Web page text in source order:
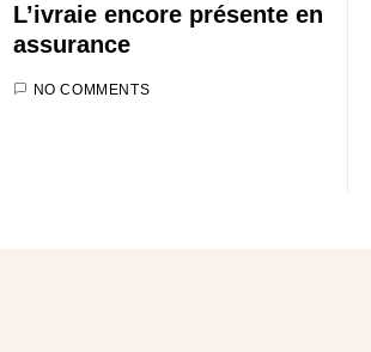
L’ivraie encore présente en
assurance
NO COMMENTS